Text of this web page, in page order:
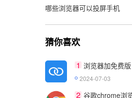
哪些浏览器可以投屏手机
猜你喜欢
1 浏览器加免费版
2024-07-03
2 谷歌chrome浏